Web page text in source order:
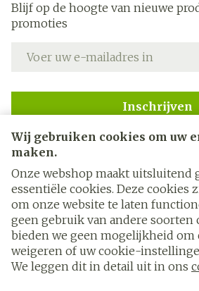
Wij gebruiken cookies om uw
maken.
Onze webshop maakt uitsluitend
essentiële cookies. Deze cookies
om onze website te laten
geen gebruik van andere soorten
bieden we geen mogelijkheid om
weigeren of uw cookie-
We leggen dit in detail uit in ons
Blijf op de hoogte van nieuwe
promoties
Inschrijven
Door op inschrijven te klikken, schrijft
nieuwsbrief en gaat u akkoord met
Juridische links